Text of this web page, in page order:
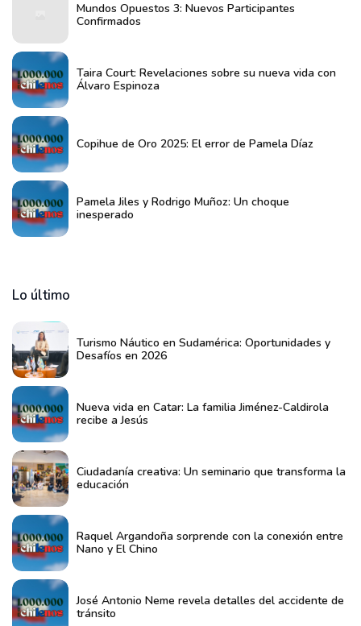
Mundos Opuestos 3: Nuevos Participantes
Confirmados
Taira Court: Revelaciones sobre su nueva vida con
Álvaro Espinoza
Copihue de Oro 2025: El error de Pamela Díaz
Pamela Jiles y Rodrigo Muñoz: Un choque
inesperado
Lo último
Turismo Náutico en Sudamérica: Oportunidades y
Desafíos en 2026
Nueva vida en Catar: La familia Jiménez-Caldirola
recibe a Jesús
Ciudadanía creativa: Un seminario que transforma la
educación
Raquel Argandoña sorprende con la conexión entre
Nano y El Chino
José Antonio Neme revela detalles del accidente de
tránsito